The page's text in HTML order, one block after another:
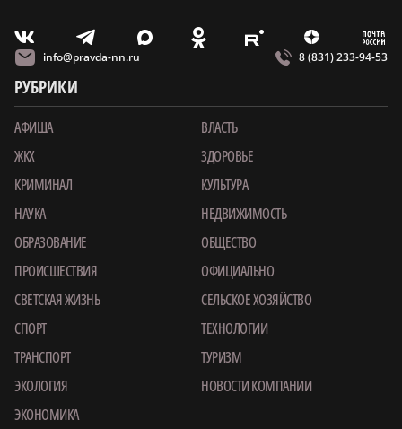
V T X O E Z m
info@pravda-nn.ru 8 (831) 233-94-53
РУБРИКИ
АФИША
ВЛАСТЬ
ЖКХ
ЗДОРОВЬЕ
КРИМИНАЛ
КУЛЬТУРА
НАУКА
НЕДВИЖИМОСТЬ
ОБРАЗОВАНИЕ
ОБЩЕСТВО
ПРОИСШЕСТВИЯ
ОФИЦИАЛЬНО
СВЕТСКАЯ ЖИЗНЬ
СЕЛЬСКОЕ ХОЗЯЙСТВО
СПОРТ
ТЕХНОЛОГИИ
ТРАНСПОРТ
ТУРИЗМ
ЭКОЛОГИЯ
НОВОСТИ КОМПАНИИ
ЭКОНОМИКА